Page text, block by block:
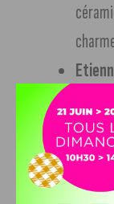
Agnès
en
Céline